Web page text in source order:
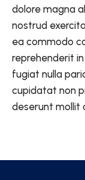
dolore magna
nostrud
ea commodo
reprehenderit
fugiat nulla
cupidatat non
deserunt mollit